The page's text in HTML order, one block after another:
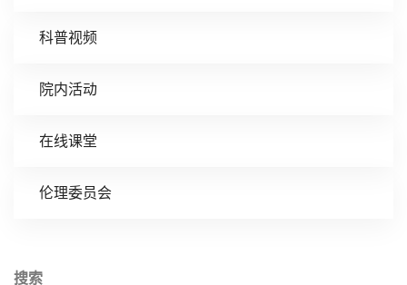
科普视频
院内活动
在线课堂
伦理委员会
搜索